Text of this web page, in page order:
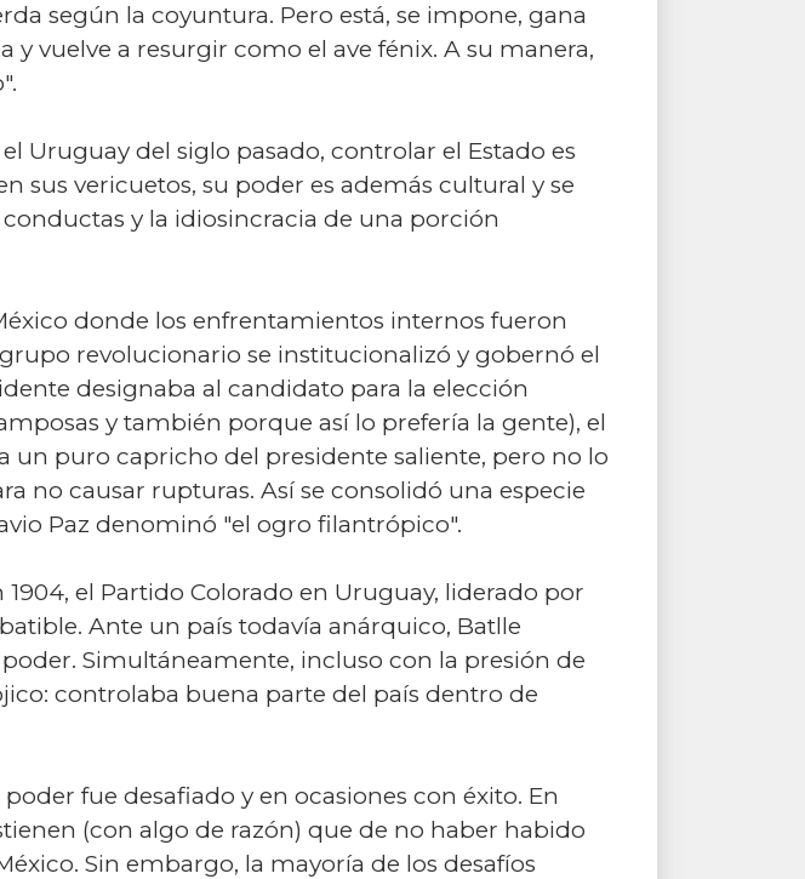
según la coyuntura. Pero está, se impone, gana
y vuelve a resurgir como el ave fénix. A su manera,
Uruguay del siglo pasado, controlar el Estado es
sus vericuetos, su poder es además cultural y se
y la idiosincracia de una porción
donde los enfrentamientos internos fueron
revolucionario se institucionalizó y gobernó el
designaba al candidato para la elección
y también porque así lo prefería la gente), el
un puro capricho del presidente saliente, pero no lo
no causar rupturas. Así se consolidó una especie
Paz denominó "el ogro filantrópico".
el Partido Colorado en Uruguay, liderado por
Ante un país todavía anárquico, Batlle
Simultáneamente, incluso con la presión de
controlaba buena parte del país dentro de
fue desafiado y en ocasiones con éxito. En
(con algo de razón) que de no haber habido
Sin embargo, la mayoría de los desafíos